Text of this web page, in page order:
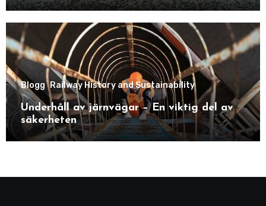
Blogg Railway History and Sustainability
Underhåll av järnvägar – En viktig del av
säkerheten